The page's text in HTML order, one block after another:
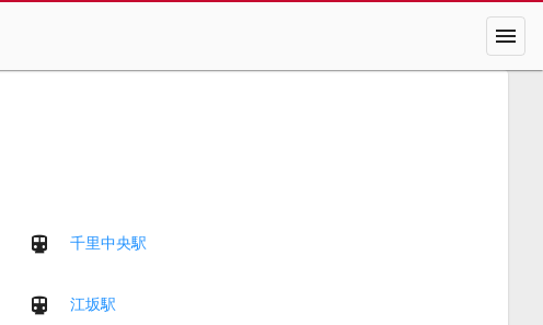
menu
千里中央駅
江坂駅